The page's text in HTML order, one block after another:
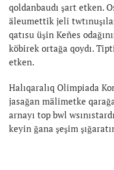
qoldanbaudı şart etken.
äleumettik jeli
qatısu üşin Keñes
köbirek ortağa qoydı.
etken.
Halıqaralıq Olimpiada
jasağan mälimetke
arnayı top bwl
keyin ğana şeşim